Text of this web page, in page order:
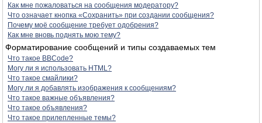
Как мне пожаловаться на сообщения модератору?
Что означает кнопка «Сохранить» при создании сообщения?
Почему моё сообщение требует одобрения?
Как мне вновь поднять мою тему?
Форматирование сообщений и типы создаваемых тем
Что такое BBCode?
Могу ли я использовать HTML?
Что такое смайлики?
Могу ли я добавлять изображения к сообщениям?
Что такое важные объявления?
Что такое объявления?
Что такое прилепленные темы?